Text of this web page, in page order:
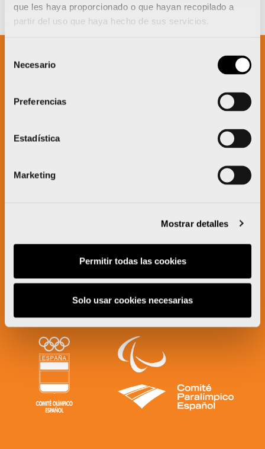
que les haya proporcionado o que hayan recopilado a
partir del uso que haya hecho de sus servicios.
Necesario
Preferencias
Estadística
Marketing
Mostrar detalles
Permitir todas las cookies
Solo usar cookies necesarias